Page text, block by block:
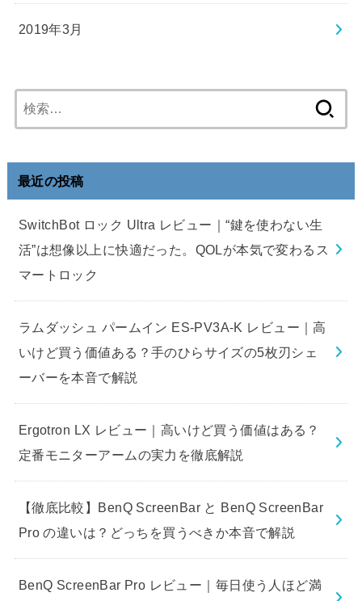
2019年3月
索:
最近の投稿
SwitchBot ロック Ultra レビュー｜“鍵を使わない生
活”は想像以上に快適だった。QOLが本気で変わるス
マートロック
ラムダッシュ パームイン ES-PV3A-K レビュー｜高
いけど買う価値ある？手のひらサイズの5枚刃シェ
ーバーを本音で解説
Ergotron LX レビュー｜高いけど買う価値はある？
定番モニターアームの実力を徹底解説
【徹底比較】BenQ ScreenBar と BenQ ScreenBar
Pro の違いは？どっちを買うべきか本音で解説
BenQ ScreenBar Pro レビュー｜毎日使う人ほど満